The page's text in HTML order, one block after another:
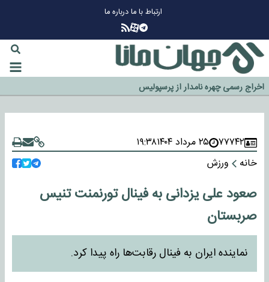
ارتباط با مادرباره ما
گزینه جدایی اوسمار روی میز مدیران پرسپولیس
آیا رئیس جمهور آمریکا قانون را دور می‌زند؟
اخراج رسمی چهره نامدار از پرسپولیس
سازمان اطلاعات سپاه: پروژه دولت ترامپ برای مهار چین، روسیه و اروپا شکست
۷۷۷۴۲ ۲۵ مرداد ۱۴۰۴
۱۹:۳۸
خانه
ورزش
صعود علی یزدانی به فینال تورنمنت تنیس
صربستان
نماینده ایران به فینال رقابت‌ها راه پیدا کرد.